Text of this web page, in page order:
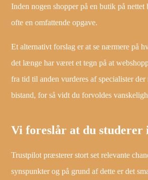
Inden nogen shopper på en butik på
ofte en omfattende opgave.
Et alternativt forslag er at se nærmere på
det længe har været et tegn på at
fra tid til anden vurderes af specialister
bistand, for så vidt du forvoldes
Vi foreslår at du studerer
Trustpilot præsterer stort set relevante
synspunkter og på grund af dette er det